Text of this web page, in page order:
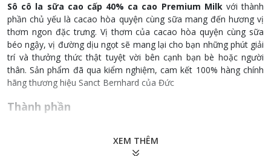
Sô cô la sữa cao cấp 40% ca cao Premium Milkvới thành
phần chủ yếu là cacao hòa quyện cùng sữa mang đến hương vị
thơm ngon đặc trưng. Vị thơm của cacao hòa quyện cùng sữa
béo ngậy, vị đường dịu ngọt sẽ mang lại cho bạn những phút giải
trí và thưởng thức thật tuyệt vời bên cạnh bạn bè hoặc người
thân. Sản phẩm đã qua kiểm nghiệm, cam kết 100% hàng chính
hãng thương hiệu Sanct Bernhard của Đức
Thành phần
XEM THÊM